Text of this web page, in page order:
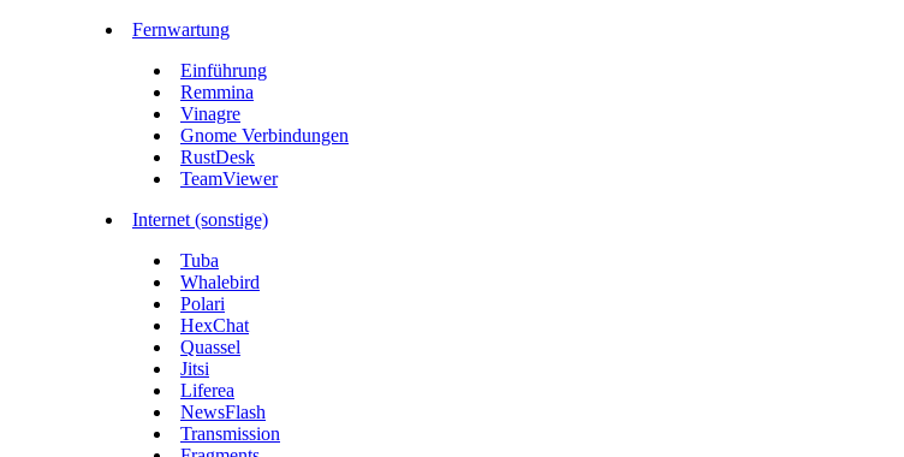
Fernwartung
Einführung
Remmina
Vinagre
Gnome Verbindungen
RustDesk
TeamViewer
Internet (sonstige)
Tuba
Whalebird
Polari
HexChat
Quassel
Jitsi
Liferea
NewsFlash
Transmission